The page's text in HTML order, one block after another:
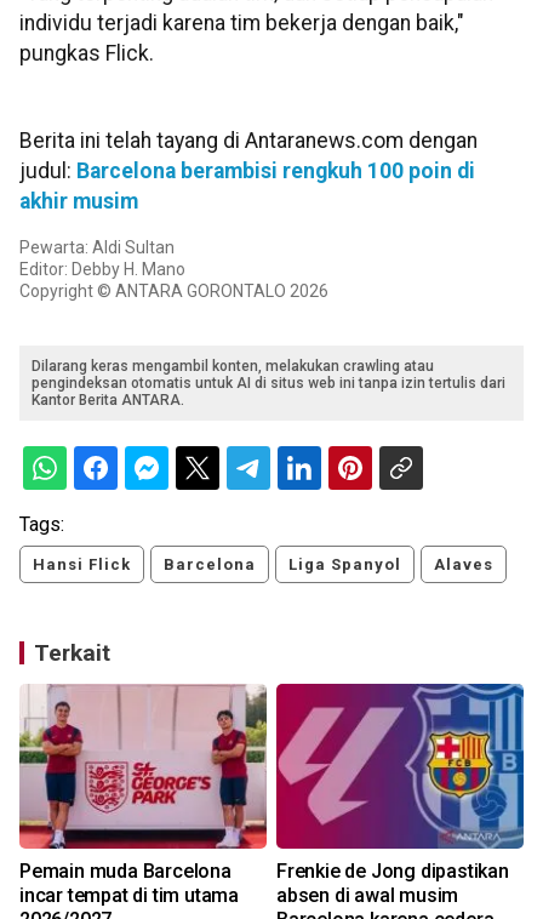
individu terjadi karena tim bekerja dengan baik,"
pungkas Flick.
Berita ini telah tayang di Antaranews.com dengan
judul: Barcelona berambisi rengkuh 100 poin di
akhir musim
Pewarta: Aldi Sultan
Editor: Debby H. Mano
Copyright © ANTARA GORONTALO 2026
Dilarang keras mengambil konten, melakukan crawling atau
pengindeksan otomatis untuk AI di situs web ini tanpa izin tertulis dari
Kantor Berita ANTARA.
Tags:
Hansi Flick Barcelona Liga Spanyol Alaves
Terkait
Pemain muda Barcelona
incar tempat di tim utama
Frenkie de Jong dipastikan
absen di awal musim